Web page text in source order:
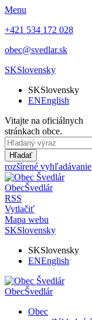
Menu
+421 534 172 028
obec@svedlar.sk
SKSlovensky
SKSlovensky
ENEnglish
Vitajte na oficiálnych
stránkach obce.
Hľadať
rozšírené vyhľadávanie
ObecŠvedlár
RSS
Vytlačiť
Mapa webu
SKSlovensky
SKSlovensky
ENEnglish
ObecŠvedlár
Obec